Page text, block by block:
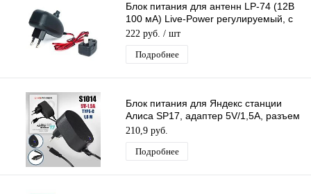
Блок питания для антенн LP-74 (12В
100 мА) Live-Power регулируемый, с
сепаратором/инжектором питания
222 руб. / шт
Подробнее
Блок питания для Яндекс станции
Алиса SP17, адаптер 5V/1,5A, разъем
Type-C, кабель 1,8м (черный)
210,9 руб.
Подробнее